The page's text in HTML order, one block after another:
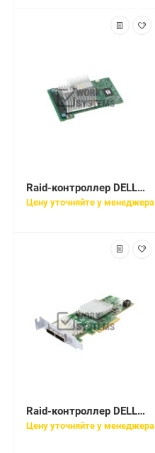
Raid-контроллер DELL PowerEdge PERC SAS H310 RAID [7M80X]
Цену уточняйте у менеджера
Raid-контроллер DELL SAS 6G H200E 2-PORT EXT SFF-8088 PCI-E [3DDJT]
Цену уточняйте у менеджера